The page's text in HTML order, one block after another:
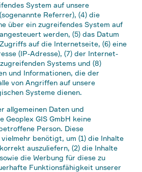
System auf unsere
Referrer), (4) die
über ein zugreifendes System auf
werden, (5) das Datum
auf die Internetseite, (6) eine
(IP-Adresse), (7) der Internet-
Systems und (8)
und Informationen, die der
von Angriffen auf unsere
Systeme dienen.
allgemeinen Daten und
Geoplex GIS GmbH keine
Person. Diese
benötigt, um (1) die Inhalte
auszuliefern, (2) die Inhalte
die Werbung für diese zu
Funktionsfähigkeit unserer